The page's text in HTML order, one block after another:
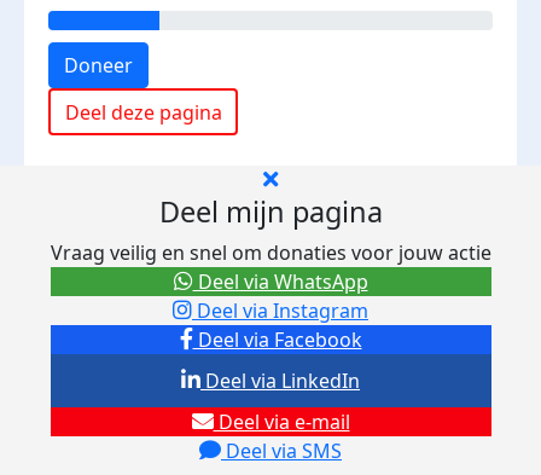
Doneer
Deel deze pagina
Deel mijn pagina
Vraag veilig en snel om donaties voor jouw actie
Deel via Facebook
Deel via Instagram
Deel via e-mail
Deel via SMS
Deel via LinkedIn
Deel via WhatsApp